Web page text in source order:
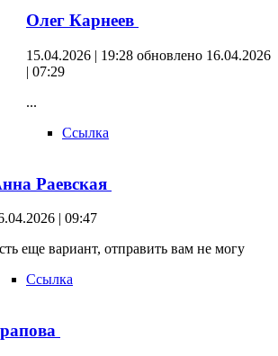
Олег Карнеев
15.04.2026 | 19:28 обновлено 16.04.2026
| 07:29
...
Ссылка
Раевская
| 09:47
еще вариант, отправить вам не могу
Ссылка